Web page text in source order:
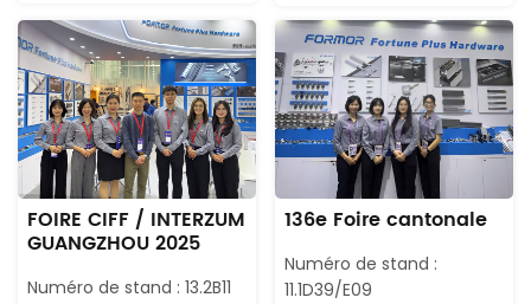
Guangzhou
FOIRE CIFF / INTERZUM
GUANGZHOU 2025
Numéro de stand : 13.2B11
136e Foire cantonale
Numéro de stand :
11.1D39/E09